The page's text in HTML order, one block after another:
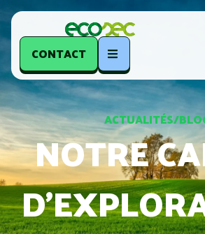
CONTACT
ACTUALITÉS/
NOTRE